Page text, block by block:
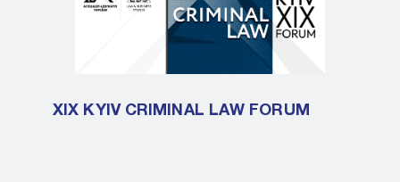
XIX KYIV CRIMINAL LAW FORUM